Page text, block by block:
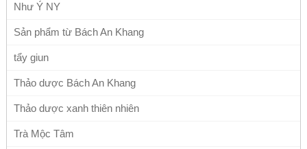
Như Ý NY
Sản phẩm từ Bách An Khang
tẩy giun
Thảo dược Bách An Khang
Thảo dược xanh thiên nhiên
Trà Mộc Tâm